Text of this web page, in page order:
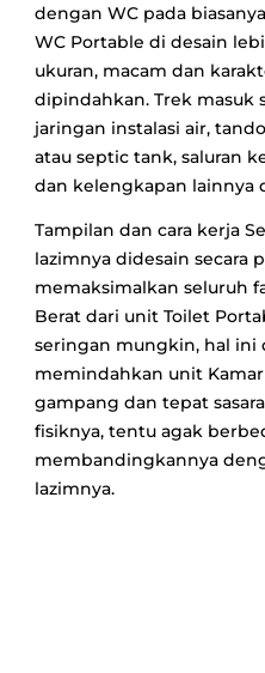
dengan WC pada
WC Portable di desain
ukuran, macam dan
dipindahkan. Trek masuk
jaringan instalasi air,
atau septic tank, saluran
dan kelengkapan lainnya
Tampilan dan cara kerja
lazimnya didesain secara
memaksimalkan seluruh
Berat dari unit Toilet
seringan mungkin, hal ini
memindahkan unit
gampang dan tepat
fisiknya, tentu agak
membandingkannya
lazimnya.